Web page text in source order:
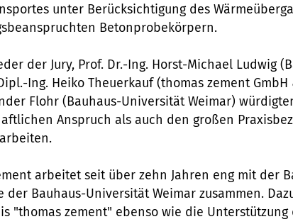
unter Berücksichtigung des
Betonprobekörpern.
der Jury, Prof. Dr.-Ing. Horst-Michael Ludwig
Ing. Heiko Theuerkauf (thomas zement GmbH
Flohr (Bauhaus-Universität Weimar)
Anspruch als auch den großen
arbeitet seit über zehn Jahren eng mit der
der Bauhaus-Universität Weimar zusammen.
"thomas zement" ebenso wie die